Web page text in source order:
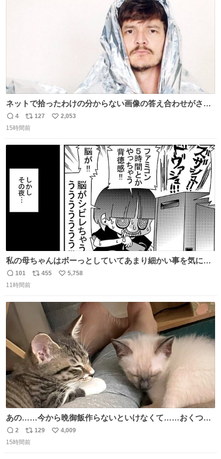
ネットで拾ったわけの分からない画像の答え合わせがされ
ていくw
返
信
4
リ
ポ
127
い
2,053
15時間前
私の母ちゃんはボーっとしていてあまり細かい事を気にし
ません。優秀な人の多い現代の価値観から見ると、あまり
優秀な母親ではないかもしれません。でも、だからこそ、
スします。「優秀」と「良い」は別なんですよね。 1/2
返
信
101
リ
455
い
数
5,758
11時間前
あの……今から晩御飯作らないといけなくて……おくつろ
ぎのところ申し訳ないのですが……あの………😥
返
信
2
リ
ポ
129
い
4,009
15時間前